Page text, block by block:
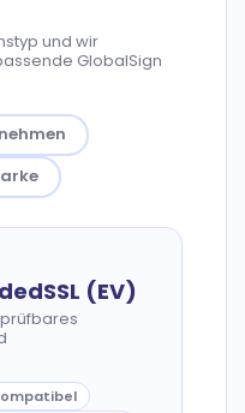
und wir
GlobalSign
(EV)